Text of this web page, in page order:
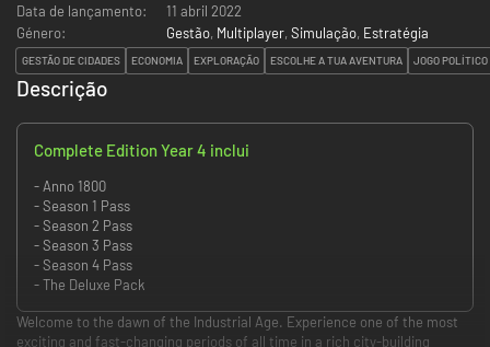
Data de lançamento:
11 abril 2022
Género:
Gestão, Multiplayer, Simulação, Estratégia
GESTÃO DE CIDADES ECONOMIA EXPLORAÇÃO ESCOLHE A TUA AVENTURA JOGO POLÍTICO
Descrição
Complete Edition Year 4 inclui
- Anno 1800
- Season 1 Pass
- Season 2 Pass
- Season 3 Pass
- Season 4 Pass
- The Deluxe Pack
Welcome to the dawn of the Industrial Age. Experience one of the most
exciting and fast-changing periods of all time in a rich city-building